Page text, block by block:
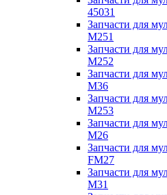
45031
Запчасти для
M251
Запчасти для
M252
Запчасти для
M36
Запчасти для
M253
Запчасти для
M26
Запчасти для
FM27
Запчасти для
M31